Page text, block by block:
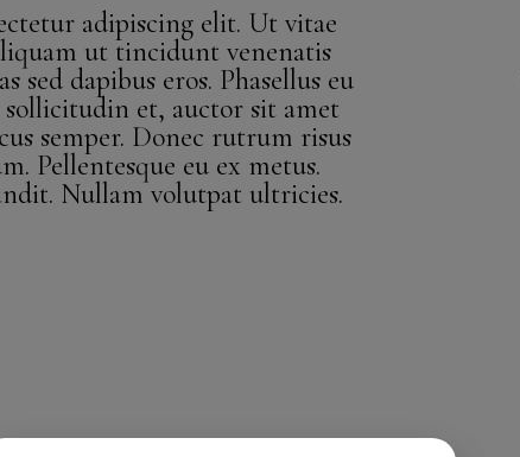
adipiscing elit. Ut vitae
ut tincidunt venenatis
sed dapibus eros. Phasellus eu
et, auctor sit amet
semper. Donec rutrum risus
Pellentesque eu ex metus.
Nullam volutpat ultricies.